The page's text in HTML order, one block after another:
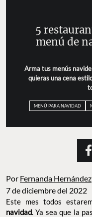
5
menú de
Arma tus menús
quieras una cena
MENÚ PARA NAVIDAD
Por Fernanda Hernández
7 de diciembre del 2022
Este mes todos
navidad. Ya sea que la